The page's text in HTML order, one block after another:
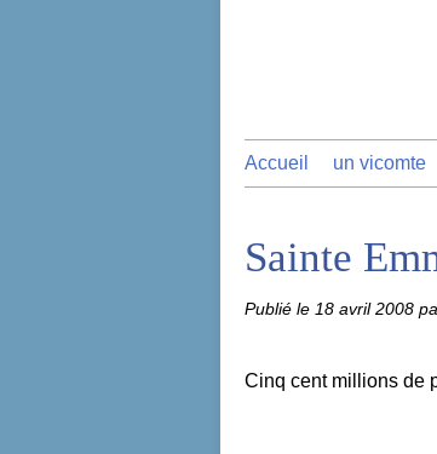
Accueil un vicomte
Sainte
Publié le 18 avril 2008
Cinq cent millions de